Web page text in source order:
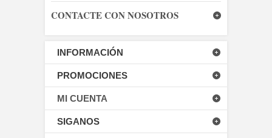
CONTACTE CON NOSOTROS
INFORMACIÓN
PROMOCIONES
MI CUENTA
SIGANOS